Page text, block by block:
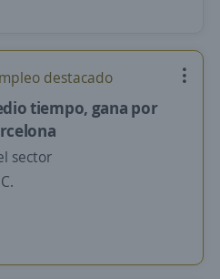
destacado
tiempo, gana por
sector